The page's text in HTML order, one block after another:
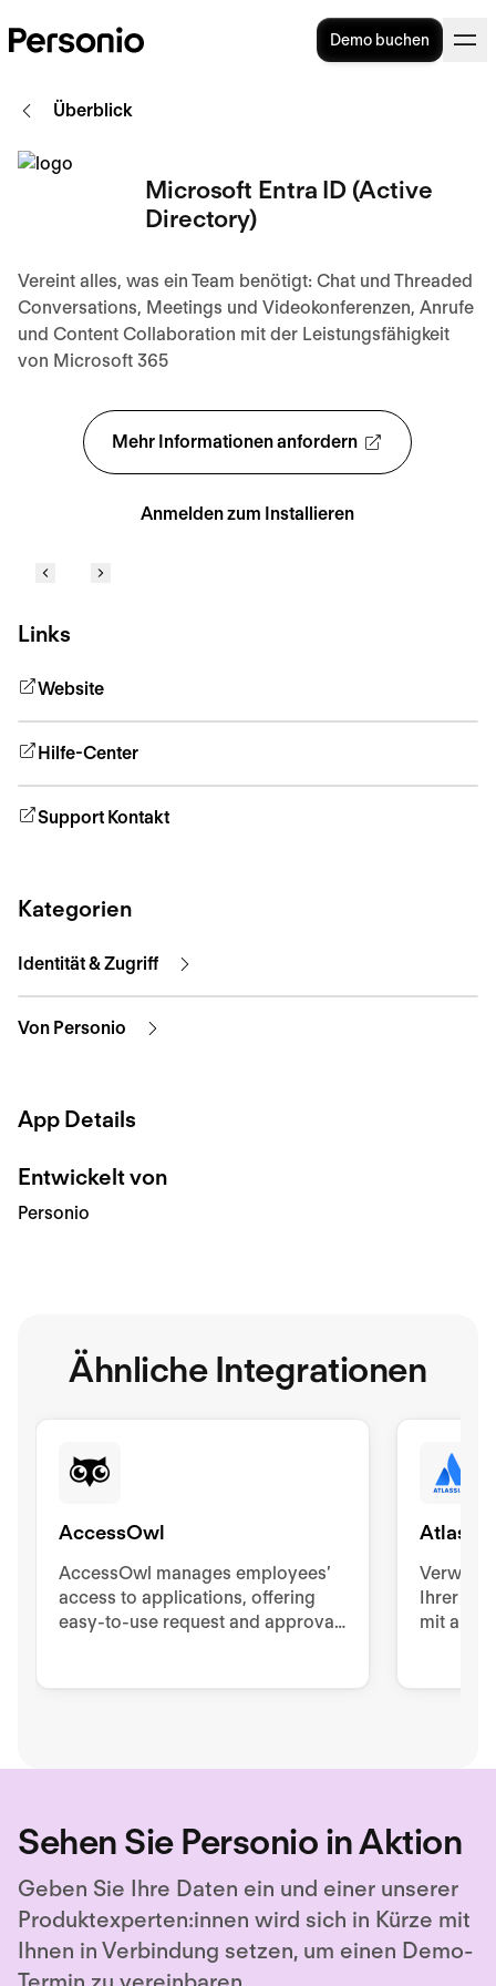
Demo buchen
Mehr Informationen anfordern
Anmelden zum Installieren
Überblick
Microsoft Entra ID (Active
Directory)
Vereint alles, was ein Team benötigt: Chat und Threaded
Conversations, Meetings und Videokonferenzen, Anrufe
und Content Collaboration mit der Leistungsfähigkeit
von Microsoft 365
Links
Website
Hilfe-Center
Support Kontakt
Kategorien
Identität & Zugriff
Von Personio
App Details
Entwickelt von
Personio
Ähnliche Integrationen
AccessOwl
AccessOwl manages employees’
access to applications, offering
easy-to-use request and approval
Ihrer
mit
Sehen Sie Personio in Aktion
Geben Sie Ihre Daten ein und einer unserer
Produktexperten:innen wird sich in Kürze mit
Ihnen in Verbindung setzen, um einen Demo-